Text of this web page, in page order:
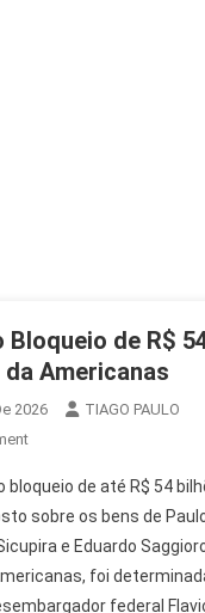
Bloqueio de R$
Americanas
2026
TIAGO PAULO
On
Bloqueio
De
R$
54
Bi
bloqueio de até R$ 54
sobre os bens de
e Eduardo
foi
federal